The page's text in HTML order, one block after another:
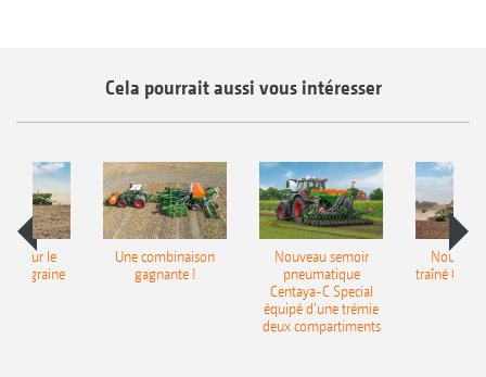
Cela pourrait aussi vous intéresser
pour le
Une combinaison
gagnante !
Nouveau semoir
pneumatique
Centaya-C Special
équipé d’une trémie
deux compartiments
traîné